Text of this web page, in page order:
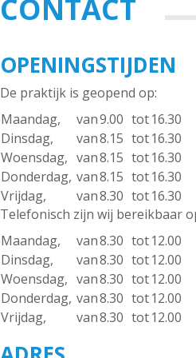
CONTACT
OPENINGSTIJDEN
De praktijk is geopend op:
Maandag,
van9.00 tot16.30
Dinsdag,
van8.15 tot16.30
Woensdag, van8.15 tot16.30
Donderdag, van8.15 tot16.30
Vrijdag,
van8.30 tot16.30
Telefonisch zijn wij bereikbaar
Maandag,
van8.30 tot12.00
Dinsdag,
van8.30 tot12.00
Woensdag, van8.30 tot12.00
Donderdag, van8.30 tot12.00
Vrijdag,
van8.30 tot12.00